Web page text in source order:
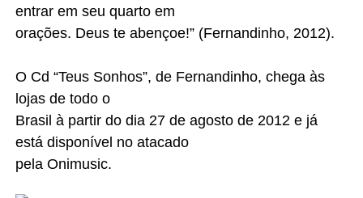
entrar em seu quarto em
orações. Deus te abençoe!” (Fernandinho, 2012).
O Cd “Teus Sonhos”, de Fernandinho, chega às
lojas de todo o
Brasil à partir do dia 27 de agosto de 2012 e já
está disponível no atacado
pela Onimusic.